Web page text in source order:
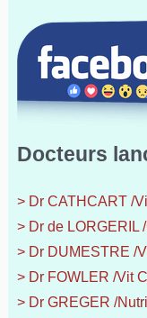
Docteurs
> Dr CATHCART /
> Dr de LORGERIL
> Dr DUMESTRE /
> Dr FOWLER /Vit
> Dr GREGER /